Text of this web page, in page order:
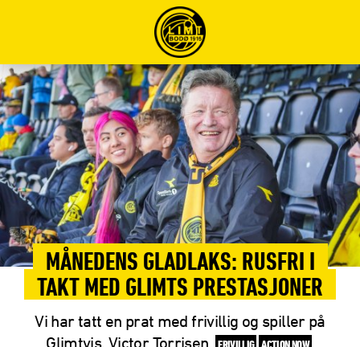
MÅNEDENS GLADLAKS: RUSFRI I
TAKT MED GLIMTS PRESTASJONER
Vi har tatt en prat med frivillig og spiller på
Glimtvis, Victor Torrisen. FRIVILLIG ACTION NOW